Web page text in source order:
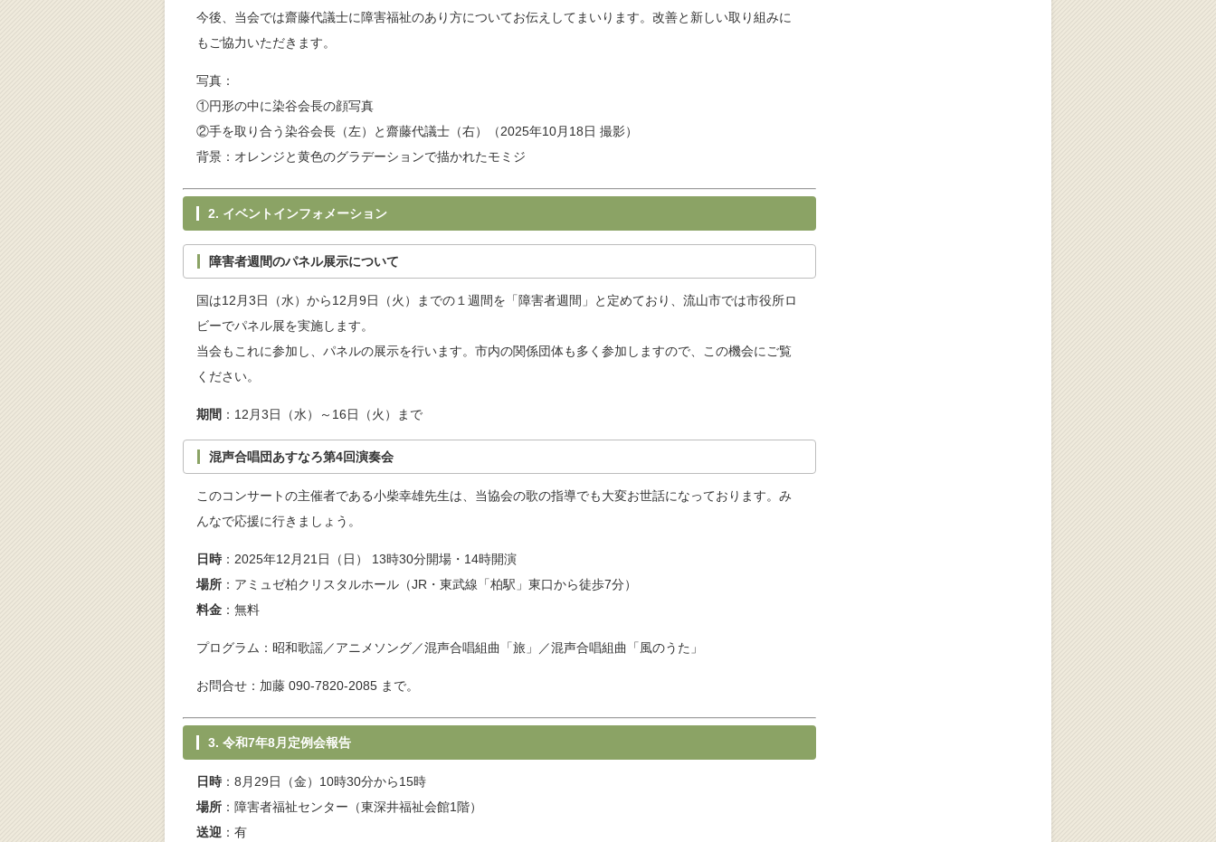
今後、当会では齋藤代議士に障害福祉のあり方についてお伝えしてまいります。改善と新しい取り組みに
もご協力いただきます。
写真：
①円形の中に染谷会長の顔写真
②手を取り合う染谷会長（左）と齋藤代議士（右）（2025年10月18日 撮影）
背景：オレンジと黄色のグラデーションで描かれたモミジ
2. イベントインフォメーション
障害者週間のパネル展示について
国は12月3日（水）から12月9日（火）までの１週間を「障害者週間」と定めており、流山市では市役所ロ
ビーでパネル展を実施します。
当会もこれに参加し、パネルの展示を行います。市内の関係団体も多く参加しますので、この機会にご覧
ください。
期間 ：12月3日（水）～16日（火）まで
混声合唱団あすなろ第4回演奏会
このコンサートの主催者である小柴幸雄先生は、当協会の歌の指導でも大変お世話になっております。み
んなで応援に行きましょう。
日時 ：2025年12月21日（日） 13時30分開場・14時開演
場所 ：アミュゼ柏クリスタルホール（JR・東武線「柏駅」東口から徒歩7分）
料金 ：無料
プログラム：昭和歌謡／アニメソング／混声合唱組曲「旅」／混声合唱組曲「風のうた」
お問合せ：加藤 090-7820-2085 まで。
3. 令和7年8月定例会報告
日時 ：8月29日（金）10時30分から15時
場所 ：障害者福祉センター（東深井福祉会館1階）
送迎 ：有